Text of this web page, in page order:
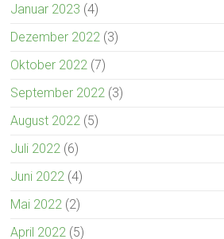
Januar 2023 (4)
Dezember 2022 (3)
Oktober 2022 (7)
September 2022 (3)
August 2022 (5)
Juli 2022 (6)
Juni 2022 (4)
Mai 2022 (2)
April 2022 (5)